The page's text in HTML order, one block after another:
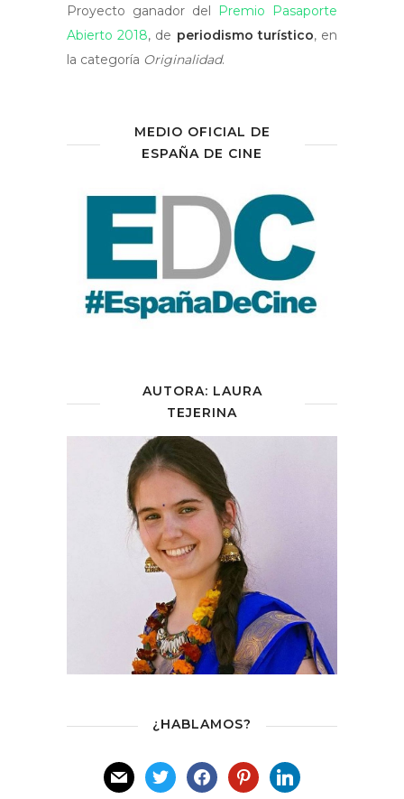
Proyecto ganador del
Premio Pasaporte
Abierto 2018, de periodismo turístico, en
la categoría Originalidad.
MEDIO OFICIAL DE
ESPAÑA DE CINE
AUTORA: LAURA
TEJERINA
¿HABLAMOS?